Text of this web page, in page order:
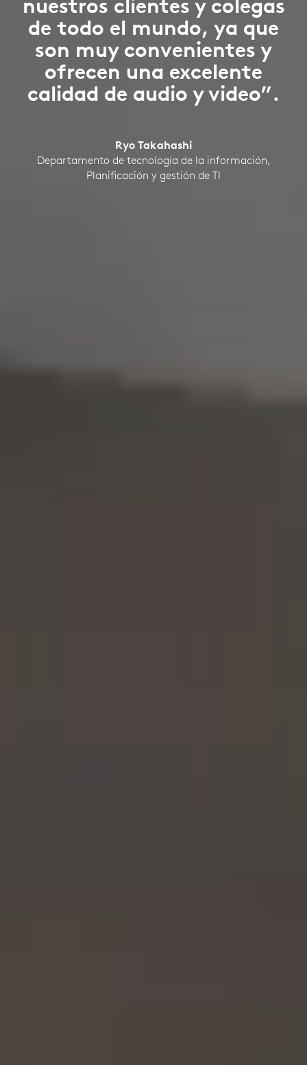
nuestros clientes y colegas
de todo el mundo, ya que
son muy convenientes y
ofrecen una excelente
calidad de audio y video”.
Ryo Takahashi
Departamento de tecnología de la información,
Planificación y gestión de TI